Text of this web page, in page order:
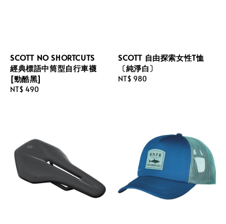
SCOTT NO SHORTCUTS
經典標語中筒型自行車襪
[勁酷黑]
Regular
NT$ 490
SCOTT 自由探索女性T恤
〔純淨白〕
Regular
NT$ 980